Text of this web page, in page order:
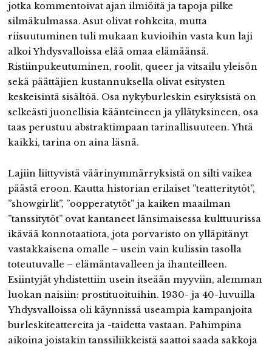
jotka kommentoivat ajan ilmiöitä ja tapoja pilke
silmäkulmassa. Asut olivat rohkeita, mutta
riisuutuminen tuli mukaan kuvioihin vasta kun laji
alkoi Yhdysvalloissa elää omaa elämäänsä.
Ristiinpukeutuminen, roolit, queer ja vitsailu yleisön
sekä päättäjien kustannuksella olivat esitysten
keskeisintä sisältöä. Osa nykyburleskin esityksistä on
selkeästi juonellisia käänteineen ja yllätyksineen, osa
taas perustuu abstraktimpaan tarinallisuuteen. Yhtä
kaikki, tarina on aina läsnä.
Lajiin liittyvistä väärinymmärryksistä on silti vaikea
päästä eroon. Kautta historian erilaiset ”teatteritytöt”,
”showgirlit”, ”oopperatytöt” ja kaiken maailman
”tanssitytöt” ovat kantaneet länsimaisessa kulttuurissa
ikävää konnotaatiota, jota porvaristo on ylläpitänyt
vastakkaisena omalle – usein vain kulissin tasolla
toteutuvalle – elämäntavalleen ja ihanteilleen.
Esiintyjät yhdistettiin usein itseään myyviin, alemman
luokan naisiin: prostituoituihin. 1930- ja 40-luvuilla
Yhdysvalloissa oli käynnissä useampia kampanjoita
burleskiteattereita ja -taidetta vastaan. Pahimpina
aikoina joistakin tanssiliikkeistä saattoi saada sakkoja